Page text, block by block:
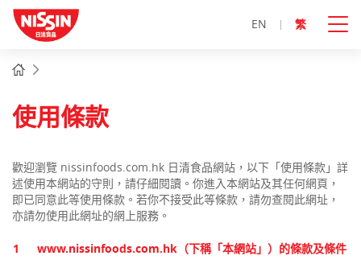
EN 繁
主頁
使用條款
歡迎瀏覽 nissinfoods.com.hk 日清食品網站，以下「使用條款」詳
述使用本網站的守則，請仔細閱讀。你進入本網站及其任何網頁，
即已同意此等使用條款。若你不接受此等條款，請勿查閱此網址，
亦請勿使用此網址的網上服務。
1
www.nissinfoods.com.hk（下稱「本網站」）的條款及條件